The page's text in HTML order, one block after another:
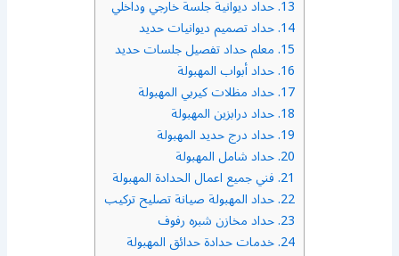
13. حداد ديوانية جلسة خارجي وداخلي
14. حداد تصميم ديوانيات حديد
15. معلم حداد تفصيل جلسات حديد
16. حداد أبواب المهبولة
17. حداد مظلات كيربي المهبولة
18. حداد درابزين المهبولة
19. حداد درج حديد المهبولة
20. حداد شامل المهبولة
21. فني جميع اعمال الحدادة المهبولة
22. حداد المهبولة صيانة تصليح تركيب
23. حداد مخازن شبره رفوف
24. خدمات حدادة حدائق المهبولة